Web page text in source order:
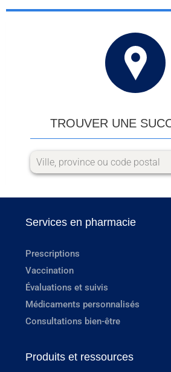
TROUVER UNE
Services en pharmacie
Prescriptions
Vaccination
Évaluations et suivis
Médicaments personnalisés
Consultations bien-être
Produits et ressources